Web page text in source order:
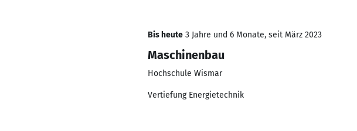
Bis heute 3 Jahre und 6 Monate, seit März 2023
Maschinenbau
Hochschule Wismar
Vertiefung Energietechnik